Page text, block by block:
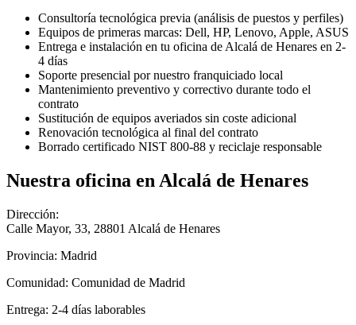
Consultoría tecnológica previa (análisis de puestos y perfiles)
Equipos de primeras marcas: Dell, HP, Lenovo, Apple, ASUS
Entrega e instalación en tu oficina deAlcalá de Henares en 2-
4 días
Soporte presencial por nuestro franquiciado local
Mantenimiento preventivo y correctivo durante todo el
contrato
Sustitución de equipos averiados sin coste adicional
Renovación tecnológica al final del contrato
Borrado certificado NIST 800-88 y reciclaje responsable
Nuestra oficina enAlcalá de Henares
Dirección:
Calle Mayor, 33, 28801 Alcalá de Henares
Provincia: Madrid
Comunidad: Comunidad de Madrid
Entrega: 2-4 días laborables